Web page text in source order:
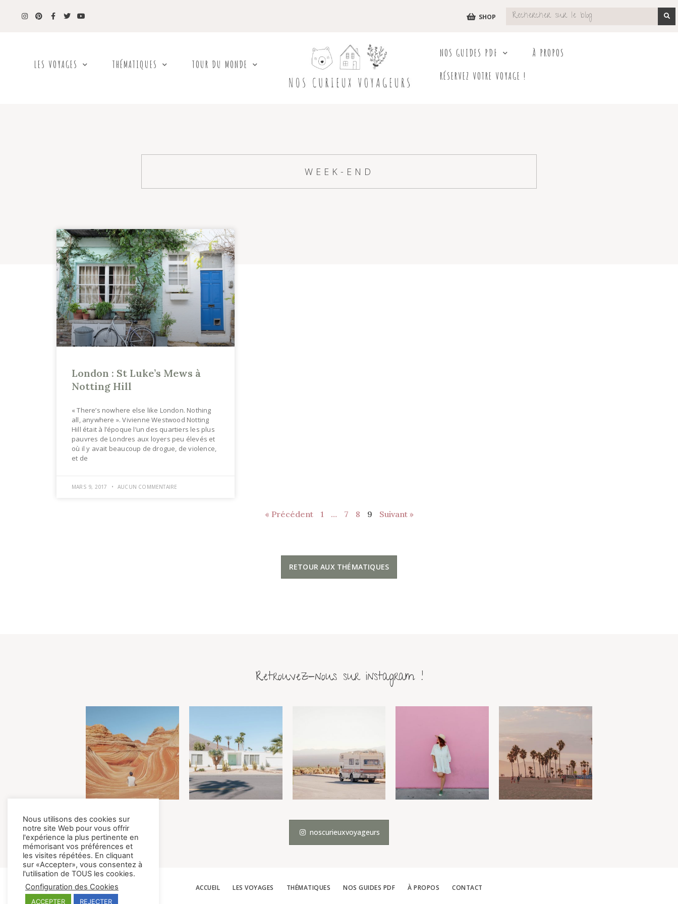
SHOP
LES VOYAGES THÉMATIQUES TOUR DU MONDE
NOS GUIDES PDF
À PROPOS
RÉSERVEZ VOTRE VOYAGE !
WEEK-END
London : St Luke’s Mews à
Notting Hill
« There’s nowhere else like London. Nothing
all, anywhere ». Vivienne Westwood Notting
Hill était à l’époque l’un des quartiers les plus
pauvres de Londres aux loyers peu élevés et
où il y avait beaucoup de drogue, de violence,
et de
MARS 9, 2017 AUCUN COMMENTAIRE
« Précédent 1 … 7 8 9 Suivant »
RETOUR AUX THÉMATIQUES
Retrouvez-nous sur instagram !
noscurieuxvoyageurs
ACCUEIL LES VOYAGES THÉMATIQUES NOS GUIDES PDF À PROPOS CONTACT
Nous utilisons des cookies sur
notre site Web pour vous offrir
l'expérience la plus pertinente en
mémorisant vos préférences et
les visites répétées. En cliquant
sur «Accepter», vous consentez à
l'utilisation de TOUS les cookies.
Configuration des Cookies
ACCEPTER REJECTER